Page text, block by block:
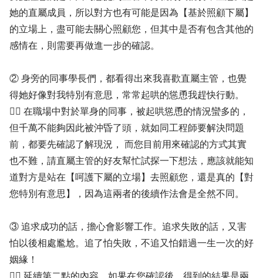
她的直屬成員，所以對方也有可能是因為【基於照顧下屬】
的立場上，盡可能去關心照顧您，但其中是否有包含其他的
感情在，則需要再做進一步的確認。
② 身旁的同事學長們，都看得出來我喜歡直屬主管，也覺
得她好像對我特別有意思，常常起哄的慫恿我趕快行動。
✍🏻 在職場中對於單身的同事，被起哄慫恿的情況蠻多的，
但千萬不能夠因此被沖昏了頭，就如同工程師要解決問題
前，都要先確認了解現況， 而您目前用來確認的方式其實
也不難，請直屬主管的好友幫忙試探一下想法，應該就能知
道對方是站在【呵護下屬的立場】去照顧您，還是真的【對
您特別有意思】，因為這兩者的後續作法會是全然不同。
③ 追求成功的話，擔心會影響工作。追求失敗的話，又害
怕以後相處尷尬。追了怕失敗，不追又怕錯過一生一次的好
姻緣！
✍🏻 延續第二點的內容，如果在您確認後，得到的結果是兩